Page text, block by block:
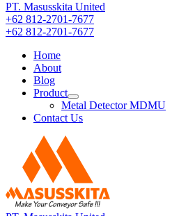
PT. Masusskita United
+62 812-2701-7677
+62 812-2701-7677
Home
About
Blog
Product
Metal Detector MDMU
Contact Us